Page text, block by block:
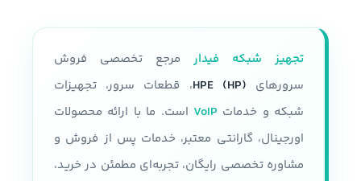
تجهیز شبکه فیدار مرجع تخصصی فروش
سرورهای HPE (HP)، قطعات سرور، تجهیزات
شبکه و خدمات VoIP است. ما با ارائه محصولات
اورجینال، گارانتی معتبر، خدمات پس از فروش و
مشاوره تخصصی رایگان، تجربه‌ای مطمئن در خرید،